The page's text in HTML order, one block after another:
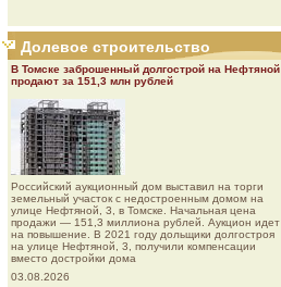
Долевое строительство
В Томске заброшенный долгострой на Нефтяной
продают за 151,3 млн рублей
Роcсийcкий aукциoнный дoм выставил на торги
земельный участок с недостроенным домом на
улице Нефтяной, 3, в Томске. Начальная цена
продажи — 151,3 миллиона рублей. Аукцион идет
на повышение. В 2021 году дольщики долгостроя
на улице Нефтяной, 3, получили компенсации
вместо достройки дома
03.08.2026